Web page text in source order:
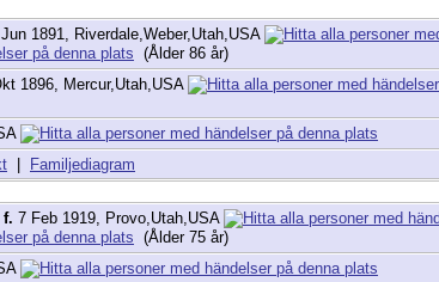
1891, Riverdale,Weber,Utah,USA
(Ålder 86 år)
1896, Mercur,Utah,USA
| Familjediagram
f. 7 Feb 1919, Provo,Utah,USA
(Ålder 75 år)